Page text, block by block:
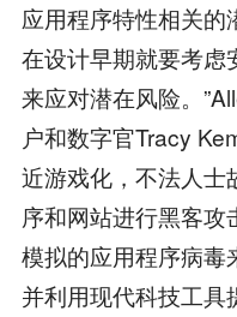
应用程序特性相关的
在设计早期就要考虑
来应对潜在风险。
户和数字官Tracy
近游戏化，不法人士
序和网站进行黑客攻
模拟的应用程序病毒
并利用现代科技工具